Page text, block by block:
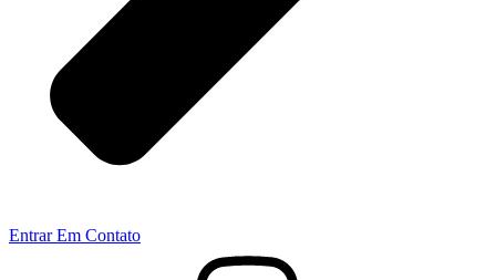
Entrar Em Contato